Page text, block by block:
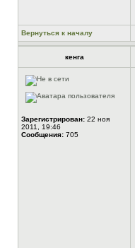
Вернуться к началу
кенга
Зарегистрирован: 22 ноя
2011, 19:46
Сообщения: 705